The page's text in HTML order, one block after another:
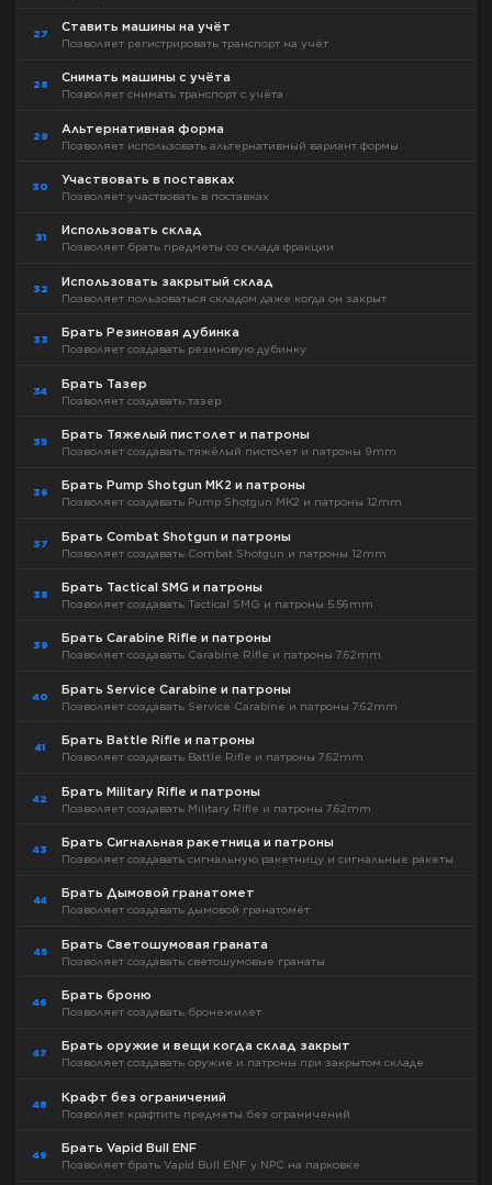
27 Ставить машины на учёт
Позволяет регистрировать транспорт на учёт
28 Снимать машины с учёта
Позволяет снимать транспорт с учёта
29 Альтернативная форма
Позволяет использовать альтернативный вариант формы
30 Участвовать в поставках
Позволяет участвовать в поставках
31 Использовать склад
Позволяет брать предметы со склада фракции
32 Использовать закрытый склад
Позволяет пользоваться складом даже когда он закрыт
33 Брать Резиновая дубинка
Позволяет создавать резиновую дубинку
34 Брать Тазер
Позволяет создавать тазер
35 Брать Тяжелый пистолет и патроны
Позволяет создавать тяжёлый пистолет и патроны 9mm
36 Брать Pump Shotgun MK2 и патроны
Позволяет создавать Pump Shotgun MK2 и патроны 12mm
37 Брать Combat Shotgun и патроны
Позволяет создавать Combat Shotgun и патроны 12mm
38 Брать Tactical SMG и патроны
Позволяет создавать Tactical SMG и патроны 5.56mm
39 Брать Carabine Rifle и патроны
Позволяет создавать Carabine Rifle и патроны 7.62mm
40 Брать Service Carabine и патроны
Позволяет создавать Service Carabine и патроны 7.62mm
41 Брать Battle Rifle и патроны
Позволяет создавать Battle Rifle и патроны 7.62mm
42 Брать Military Rifle и патроны
Позволяет создавать Military Rifle и патроны 7.62mm
43 Брать Сигнальная ракетница и патроны
Позволяет создавать сигнальную ракетницу и сигнальные ракеты
44 Брать Дымовой гранатомет
Позволяет создавать дымовой гранатомёт
45 Брать Светошумовая граната
Позволяет создавать светошумовые гранаты
46 Брать броню
Позволяет создавать бронежилет
47 Брать оружие и вещи когда склад закрыт
Позволяет создавать оружие и патроны при закрытом складе
48 Крафт без ограничений
Позволяет крафтить предметы без ограничений
49 Брать Vapid Bull ENF
Позволяет брать Vapid Bull ENF у NPC на парковке